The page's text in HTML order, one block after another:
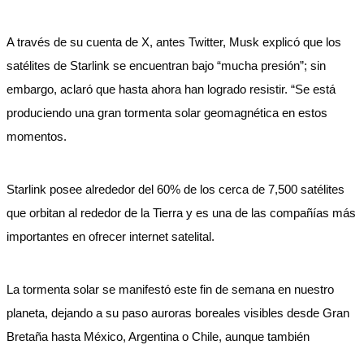
A través de su cuenta de X, antes Twitter, Musk explicó que los
satélites de Starlink se encuentran bajo “mucha presión”; sin
embargo, aclaró que hasta ahora han logrado resistir. “Se está
produciendo una gran tormenta solar geomagnética en estos
momentos.
Starlink posee alrededor del 60% de los cerca de 7,500 satélites
que orbitan al rededor de la Tierra y es una de las compañías más
importantes en ofrecer internet satelital.
La tormenta solar se manifestó este fin de semana en nuestro
planeta, dejando a su paso auroras boreales visibles desde Gran
Bretaña hasta México, Argentina o Chile, aunque también